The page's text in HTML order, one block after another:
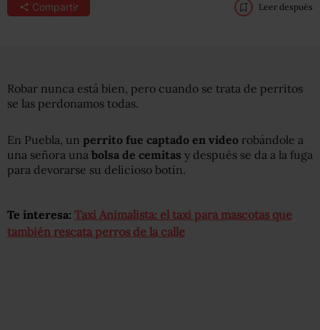
Compartir Leer después
Robar nunca está bien, pero cuando se trata de perritos
se las perdonamos todas.
En Puebla, un perrito fue captado en video robándole a
una señora una bolsa de cemitas y después se da a la fuga
para devorarse su delicioso botín.
Te interesa: Taxi Animalista: el taxi para mascotas que
también rescata perros de la calle